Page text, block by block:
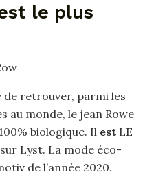
le plus
retrouver, parmi les
au monde, le jean Rowe
biologique. Il est LE
Lyst. La mode éco-
de l’année 2020.